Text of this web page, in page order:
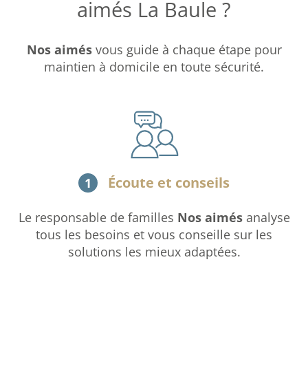
aimés La Baule ?
Nos aimésvous guide à chaque étape pour
maintien à domicile en toute sécurité.
1 Écoute et conseils
Le responsable de familles Nos aimésanalyse
tous les besoins et vous conseille sur les
solutions les mieux adaptées.